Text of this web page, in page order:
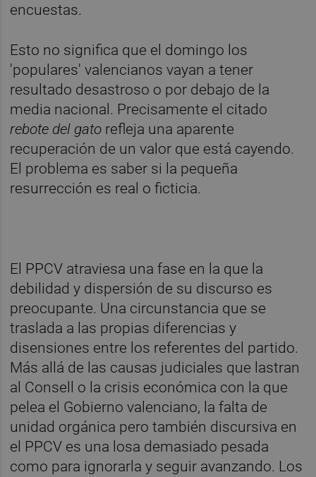
encuestas.
Esto no significa que el domingo los
'populares' valencianos vayan a tener
resultado desastroso o por debajo de la
media nacional. Precisamente el citado
rebote del gato refleja una aparente
recuperación de un valor que está cayendo.
El problema es saber si la pequeña
resurrección es real o ficticia.
El PPCV atraviesa una fase en la que la
debilidad y dispersión de su discurso es
preocupante. Una circunstancia que se
traslada a las propias diferencias y
disensiones entre los referentes del partido.
Más allá de las causas judiciales que lastran
al Consell o la crisis económica con la que
pelea el Gobierno valenciano, la falta de
unidad orgánica pero también discursiva en
el PPCV es una losa demasiado pesada
como para ignorarla y seguir avanzando. Los